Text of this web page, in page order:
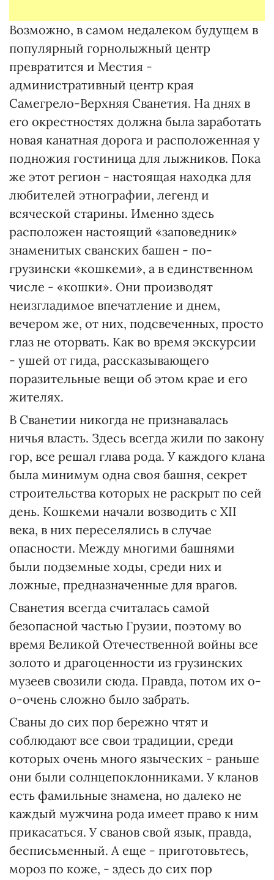
Возможно, в самом недалеком будущем в
популярный горнолыжный центр
превратится и Местия -
административный центр края
Самегрело-Верхняя Сванетия. На днях в
его окрестностях должна была заработать
новая канатная дорога и расположенная у
подножия гостиница для лыжников. Пока
же этот регион - настоящая находка для
любителей этнографии, легенд и
всяческой старины. Именно здесь
расположен настоящий «заповедник»
знаменитых сванских башен - по-
грузински «кошкеми», а в единственном
числе - «кошки». Они производят
неизгладимое впечатление и днем,
вечером же, от них, подсвеченных, просто
глаз не оторвать. Как во время экскурсии
- ушей от гида, рассказывающего
поразительные вещи об этом крае и его
жителях.
В Сванетии никогда не признавалась
ничья власть. Здесь всегда жили по закону
гор, все решал глава рода. У каждого клана
была минимум одна своя башня, секрет
строительства которых не раскрыт по сей
день. Кошкеми начали возводить с ХII
века, в них переселялись в случае
опасности. Между многими башнями
были подземные ходы, среди них и
ложные, предназначенные для врагов.
Сванетия всегда считалась самой
безопасной частью Грузии, поэтому во
время Великой Отечественной войны все
золото и драгоценности из грузинских
музеев свозили сюда. Правда, потом их о-
о-очень сложно было забрать.
Сваны до сих пор бережно чтят и
соблюдают все свои традиции, среди
которых очень много языческих - раньше
они были солнцепоклонниками. У кланов
есть фамильные знамена, но далеко не
каждый мужчина рода имеет право к ним
прикасаться. У сванов свой язык, правда,
бесписьменный. А еще - приготовьтесь,
мороз по коже, - здесь до сих пор